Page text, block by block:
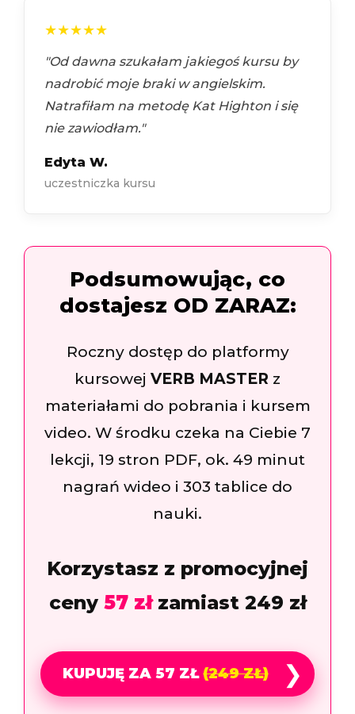
★★★★★
"Od dawna szukałam jakiegoś kursu by
nadrobić moje braki w angielskim.
Natrafiłam na metodę Kat Highton i się
nie zawiodłam."
Edyta W.
uczestniczka kursu
Podsumowując, co
dostajesz OD ZARAZ:
Roczny dostęp do platformy
kursowej VERB MASTER z
materiałami do pobrania i kursem
video. W środku czeka na Ciebie 7
lekcji, 19 stron PDF, ok. 49 minut
nagrań wideo i 303 tablice do
nauki.
Korzystasz z promocyjnej
ceny 57 złzamiast 249 zł
KUPUJĘ ZA 57 ZŁ(249 ZŁ) ❯